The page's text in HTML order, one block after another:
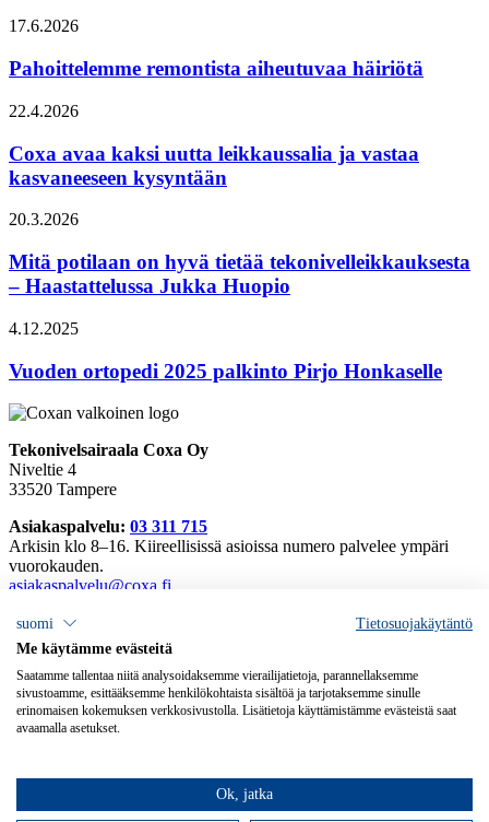
17.6.2026
Pahoittelemme remontista aiheutuvaa häiriötä
22.4.2026
Coxa avaa kaksi uutta leikkaussalia ja vastaa
kasvaneeseen kysyntään
20.3.2026
Mitä potilaan on hyvä tietää tekonivelleikkauksesta
– Haastattelussa Jukka Huopio
4.12.2025
Vuoden ortopedi 2025 palkinto Pirjo Honkaselle
Tekonivelsairaala Coxa Oy
Niveltie 4
33520 Tampere
Asiakaspalvelu: 03 311 715
Arkisin klo 8–16. Kiireellisissä asioissa numero palvelee ympäri
vuorokauden.
asiakaspalvelu@coxa.fi
Laskutusosoitteet
Palautteet
Tietosuojaselosteet
Saavutettavuusseloste
Sähköiset esitiedot
Coxa Linkedinissä
suomi
Tietosuojakäytäntö
Me käytämme evästeitä
Saatamme tallentaa niitä analysoidaksemme vierailijatietoja, parannellaksemme
sivustoamme, esittääksemme henkilökohtaista sisältöä ja tarjotaksemme sinulle
erinomaisen kokemuksen verkkosivustolla. Lisätietoja käyttämistämme evästeistä saat
avaamalla asetukset.
Ok, jatka